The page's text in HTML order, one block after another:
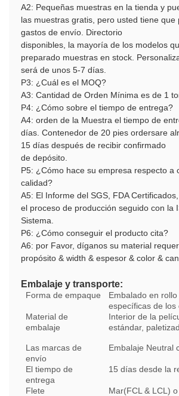
A2: Pequeñas muestras en la tienda y
las muestras gratis, pero usted tiene que
gastos de envío. Directorio
disponibles, la mayoría de los modelos
preparado muestras en stock.
será de unos 5-7 días.
P3: ¿Cuál es el MOQ?
A3: Cantidad de Orden Mínima es de 1
P4: ¿Cómo sobre el tiempo de entrega?
A4: orden de la Muestra el tiempo de
días. Contenedor de 20 pies ordersare
15 días después de recibir confirmado
de depósito.
P5: ¿Cómo hace su empresa respecto a
calidad?
A5: El Informe del SGS, FDA
el proceso de producción seguido con la
Sistema.
P6: ¿Cómo conseguir el producto cita?
A6: por Favor, díganos su material
propósito & width & espesor & color &
Embalaje y transporte:
Forma de empaque
Embalado en
específicas de los
Material de
embalaje
Interior de la
estándar,
Las marcas de
envío
Embalaje Neutral
El tiempo de
entrega
15 días desde la
Flete
Mar(FCL & LCL)